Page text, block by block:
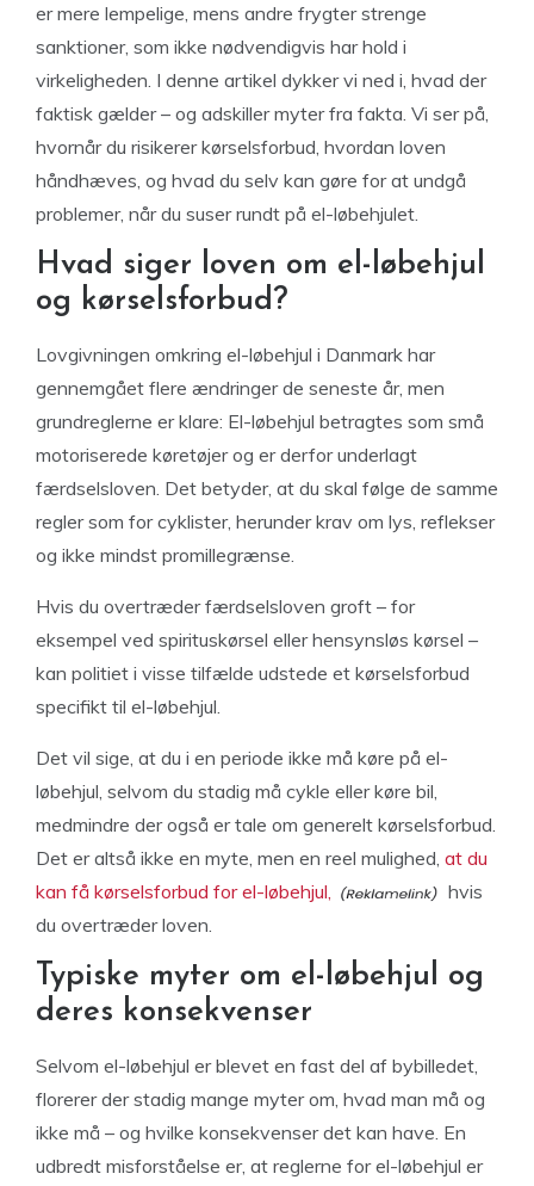
er mere lempelige, mens andre frygter strenge
sanktioner, som ikke nødvendigvis har hold i
virkeligheden. I denne artikel dykker vi ned i, hvad der
faktisk gælder – og adskiller myter fra fakta. Vi ser på,
hvornår du risikerer kørselsforbud, hvordan loven
håndhæves, og hvad du selv kan gøre for at undgå
problemer, når du suser rundt på el-løbehjulet.
Hvad siger loven om el-løbehjul
og kørselsforbud?
Lovgivningen omkring el-løbehjul i Danmark har
gennemgået flere ændringer de seneste år, men
grundreglerne er klare: El-løbehjul betragtes som små
motoriserede køretøjer og er derfor underlagt
færdselsloven. Det betyder, at du skal følge de samme
regler som for cyklister, herunder krav om lys, reflekser
og ikke mindst promillegrænse.
Hvis du overtræder færdselsloven groft – for
eksempel ved spirituskørsel eller hensynsløs kørsel –
kan politiet i visse tilfælde udstede et kørselsforbud
specifikt til el-løbehjul.
Det vil sige, at du i en periode ikke må køre på el-
løbehjul, selvom du stadig må cykle eller køre bil,
medmindre der også er tale om generelt kørselsforbud.
Det er altså ikke en myte, men en reel mulighed, at du
kan få kørselsforbud for el-løbehjul,
hvis
du overtræder loven.
Typiske myter om el-løbehjul og
deres konsekvenser
Selvom el-løbehjul er blevet en fast del af bybilledet,
florerer der stadig mange myter om, hvad man må og
ikke må – og hvilke konsekvenser det kan have. En
udbredt misforståelse er, at reglerne for el-løbehjul er